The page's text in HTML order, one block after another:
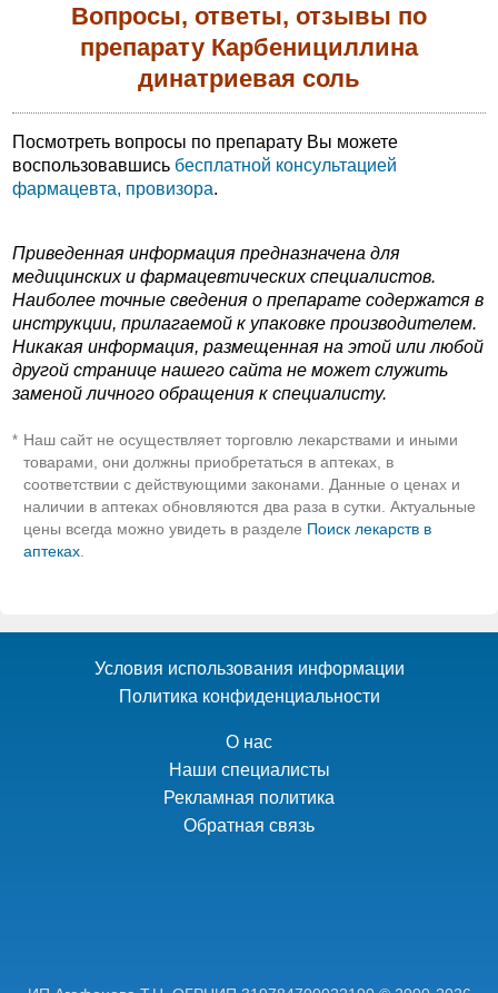
Вопросы, ответы, отзывы по
препарату Карбенициллина
динатриевая соль
Посмотреть вопросы по препарату Вы можете
воспользовавшись бесплатной консультацией
фармацевта, провизора.
Приведенная информация предназначена для
медицинских и фармацевтических специалистов.
Наиболее точные сведения о препарате содержатся в
инструкции, прилагаемой к упаковке производителем.
Никакая информация, размещенная на этой или любой
другой странице нашего сайта не может служить
заменой личного обращения к специалисту.
* Наш сайт не осуществляет торговлю лекарствами и иными
товарами, они должны приобретаться в аптеках, в
соответствии с действующими законами. Данные о ценах и
наличии в аптеках обновляются два раза в сутки. Актуальные
цены всегда можно увидеть в разделе Поиск лекарств в
аптеках
Условия использования информации
Политика конфиденциальности
О нас
Наши специалисты
Рекламная политика
Обратная связь